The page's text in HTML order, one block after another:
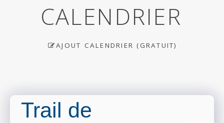
CALENDRIER
AJOUT CALENDRIER (GRATUIT)
Trail de